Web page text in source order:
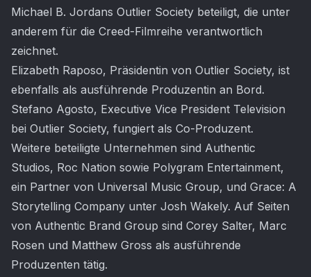
Michael B. Jordans Outlier Society beteiligt, die unter
anderem für die Creed-Filmreihe verantwortlich
zeichnet.
Elizabeth Raposo, Präsidentin von Outlier Society, ist
ebenfalls als ausführende Produzentin an Bord.
Stefano Agosto, Executive Vice President Television
bei Outlier Society, fungiert als Co-Produzent.
Weitere beteiligte Unternehmen sind Authentic
Studios, Roc Nation sowie Polygram Entertainment,
ein Partner von Universal Music Group, und Grace: A
Storytelling Company unter Josh Wakely. Auf Seiten
von Authentic Brand Group sind Corey Salter, Marc
Rosen und Matthew Gross als ausführende
Produzenten tätig.